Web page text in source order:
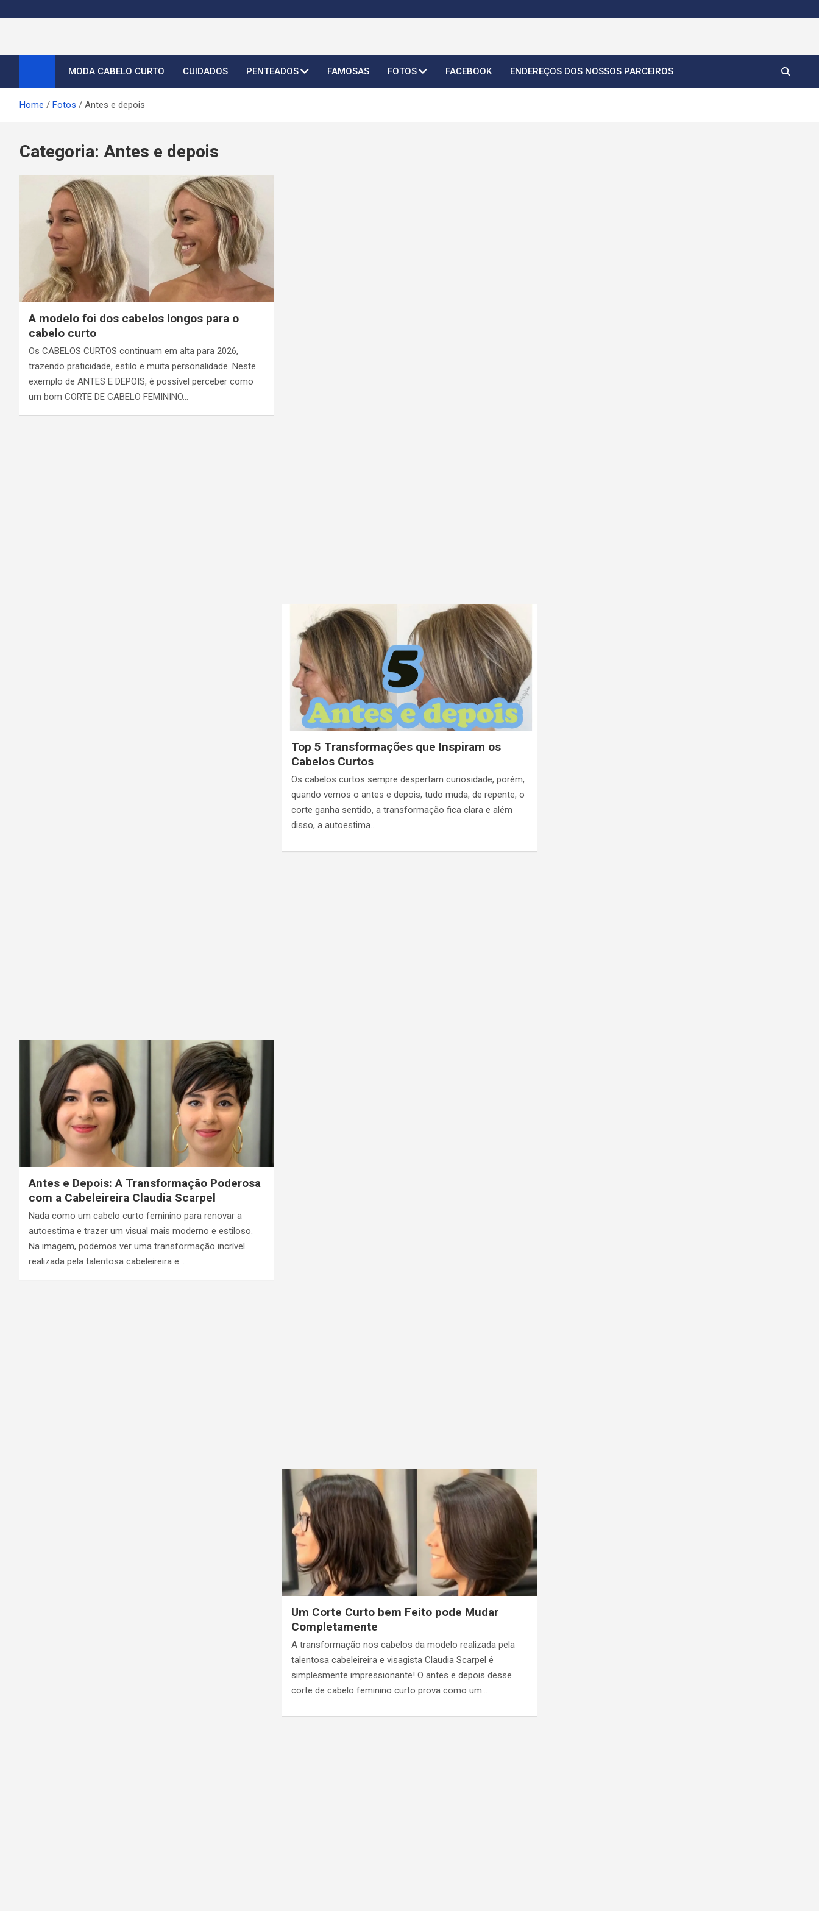
p
Cortes de Cabelo Curto Feminino 2026
MODA CABELO CURTO CUIDADOS PENTEADOS FAMOSAS FOTOS FACEBOOK ENDEREÇOS DOS NOSSOS PARCEIROS
Home Fotos Antes e depois
Categoria: Antes e depois
A modelo foi dos cabelos longos para o
cabelo curto
Os CABELOS CURTOS continuam em alta para 2026,
trazendo praticidade, estilo e muita personalidade. Neste
exemplo de ANTES E DEPOIS, é possível perceber como
um bom CORTE DE CABELO FEMININO…
Top 5 Transformações que Inspiram os
Cabelos Curtos
Os cabelos curtos sempre despertam curiosidade, porém,
quando vemos o antes e depois, tudo muda, de repente, o
corte ganha sentido, a transformação fica clara e além
disso, a autoestima…
Antes e Depois: A Transformação Poderosa
com a Cabeleireira Claudia Scarpel
Nada como um cabelo curto feminino para renovar a
autoestima e trazer um visual mais moderno e estiloso.
Na imagem, podemos ver uma transformação incrível
realizada pela talentosa cabeleireira e…
Um Corte Curto bem Feito pode Mudar
Completamente
A transformação nos cabelos da modelo realizada pela
talentosa cabeleireira e visagista Claudia Scarpel é
simplesmente impressionante! O antes e depois desse
corte de cabelo feminino curto prova como um…